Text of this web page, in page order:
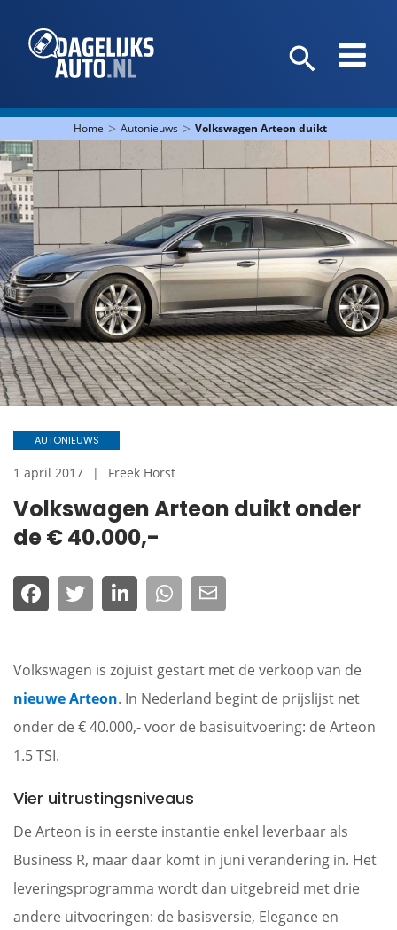
Home > Autonieuws > Volkswagen Arteon duikt onder de €
Volkswagen Arteon duikt onder
de € 40.000,-
AUTONIEUWS
1 april 2017 Freek Horst
Volkswagen is zojuist gestart met de verkoop van de
nieuwe Arteon. In Nederland begint de prijslijst net
onder de € 40.000,- voor de basisuitvoering: de Arteon
1.5 TSI.
Vier uitrustingsniveaus
De Arteon is in eerste instantie enkel leverbaar als
Business R, maar daar komt in juni verandering in. Het
leveringsprogramma wordt dan uitgebreid met drie
andere uitvoeringen: de basisversie, Elegance en